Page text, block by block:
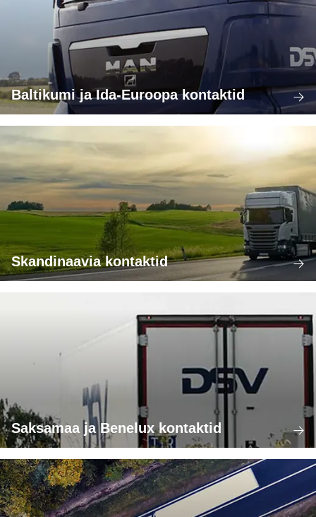
Baltikumi ja Ida-Euroopa kontaktid
Skandinaavia kontaktid
Saksamaa ja Benelux kontaktid